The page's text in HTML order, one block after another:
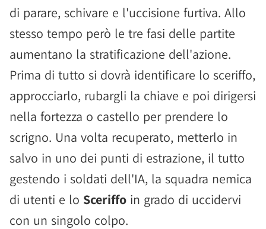
di parare, schivare e l'uccisione furtiva. Allo
stesso tempo però le tre fasi delle partite
aumentano la stratificazione dell'azione.
Prima di tutto si dovrà identificare lo sceriffo,
approcciarlo, rubargli la chiave e poi dirigersi
nella fortezza o castello per prendere lo
scrigno. Una volta recuperato, metterlo in
salvo in uno dei punti di estrazione, il tutto
gestendo i soldati dell'IA, la squadra nemica
di utenti e lo Sceriffo in grado di uccidervi
con un singolo colpo.